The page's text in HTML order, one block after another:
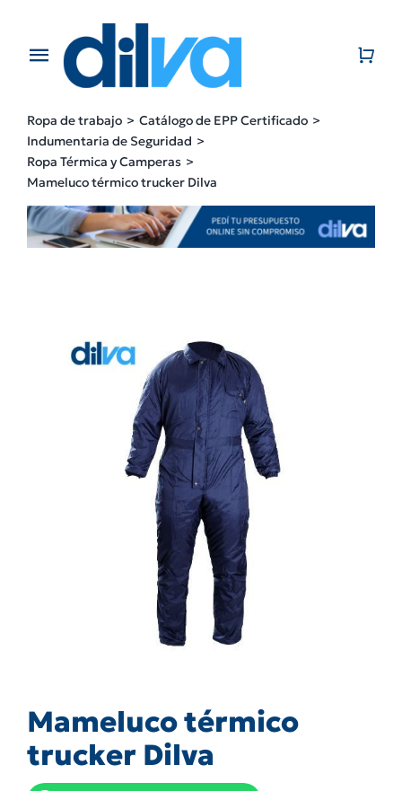
contentToggle
EMPRESA
PRODUCTOS
Ropa de trabajo
Catálogo de EPP Certificado
Indumentaria de Seguridad
Ropa Térmica y Camperas
Mameluco térmico trucker Dilva
Mameluco térmico
trucker Dilva